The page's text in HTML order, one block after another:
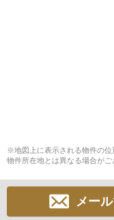
※地図上に表示される物件の位
物件所在地とは異なる場合がご
メー